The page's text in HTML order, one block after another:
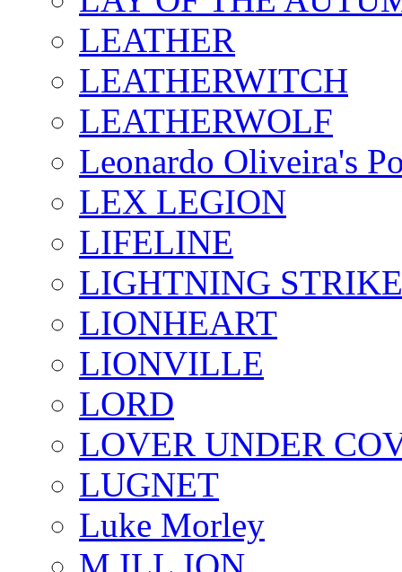
LEATHER
LEATHERWITCH
LEATHERWOLF
Leonardo Oliveira's
LEX LEGION
LIFELINE
LIGHTNING
LIONHEART
LIONVILLE
LORD
LOVER UNDER
LUGNET
Luke Morley